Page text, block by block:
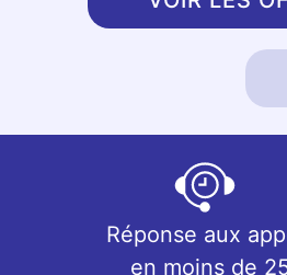
Réponse aux
en moins de